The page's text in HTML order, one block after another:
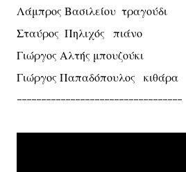
Λάμπρος Βασιλείου τραγούδι
Σταύρος Πηλιχός πιάνο
Γιώργος Αλτής μπουζούκι
Γιώργος Παπαδόπουλος κιθάρα
----------------------------------